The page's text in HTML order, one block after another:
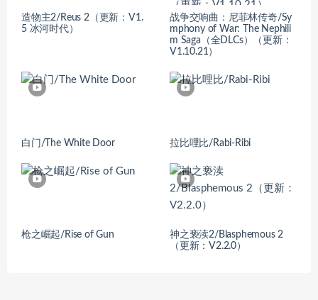
造物主2/Reus 2（更新：V1.
5 冰河时代）
战争交响曲：尼菲林传奇/Sy
mphony of War: The Nephili
m Saga（全DLCs）（更新：
V1.10.21）
白门/The White Door 拉比哩比/Rabi-Ribi
枪之崛起/Rise of Gun
神之亵渎2/Blasphemous 2
（更新：V2.2.0）